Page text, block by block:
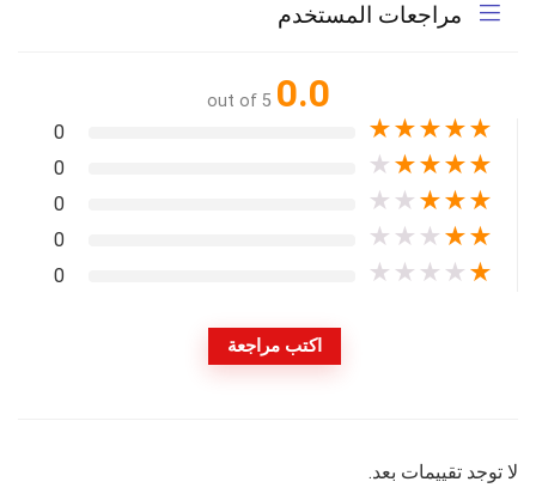
مراجعات المستخدم
0.0
out of 5
★
★
★
★
★
0
★
★
★
★
★
0
★
★
★
★
★
0
★
★
★
★
★
0
★
★
★
★
★
0
اكتب مراجعة
لا توجد تقييمات بعد.